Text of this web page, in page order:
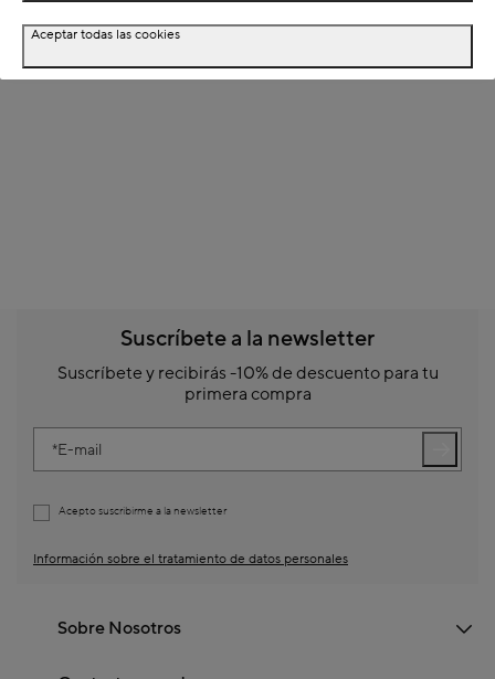
Montaje
Suscríbete a la newsletter
Suscríbete y recibirás -10% de descuento para tu
primera compra
E-mail
Acepto suscribirme a la newsletter
Información sobre el tratamiento de datos personales
Sobre Nosotros
Aceptar todas las cookies